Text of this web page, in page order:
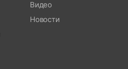
Видео
Новости